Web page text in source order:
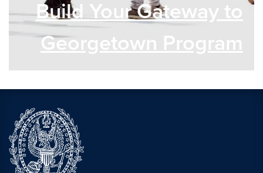
Build Your Gateway to
Georgetown Program